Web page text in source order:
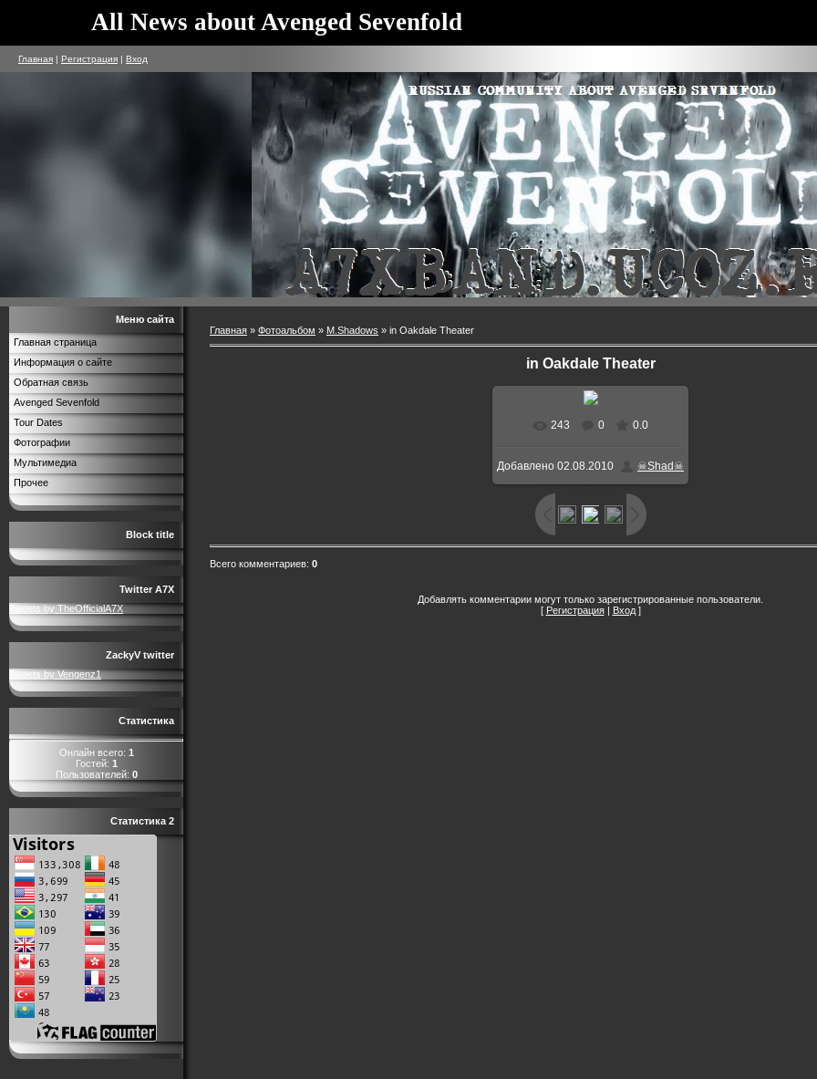
All News about Avenged Sevenfold
Главная | Регистрация | Вход
Меню сайта
Главная страница
Информация о сайте
Обратная связь
Avenged Sevenfold
Tour Dates
Фотографии
Мультимедиа
Прочее
Block title
Twitter A7X
Tweets by TheOfficialA7X
ZackyV twitter
Tweets by Vengenz1
Статистика
Онлайн всего: 1
Гостей: 1
Пользователей: 0
Статистика 2
Главная » Фотоальбом » M.Shadows » in Oakdale Theater
in Oakdale Theater
243 0 0.0
Добавлено 02.08.2010 ☠Shad☠
Всего комментариев: 0
Добавлять комментарии могут только зарегистрированные пользователи.
[ Регистрация| Вход]